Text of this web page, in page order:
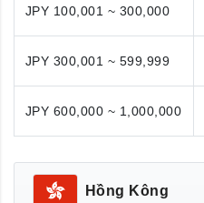
JPY 100,001 ~ 300,000
JPY 300,001 ~ 599,999
JPY 600,000 ~ 1,000,000
Hồng Kông